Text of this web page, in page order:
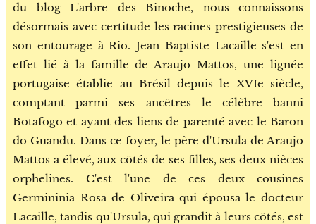
du blog L'arbre des Binoche, nous connaissons
désormais avec certitude les racines prestigieuses de
son entourage à Rio. Jean Baptiste Lacaille s'est en
effet lié à la famille de Araujo Mattos, une lignée
portugaise établie au Brésil depuis le XVIe siècle,
comptant parmi ses ancêtres le célèbre banni
Botafogo et ayant des liens de parenté avec le Baron
do Guandu. Dans ce foyer, le père d'Ursula de Araujo
Mattos a élevé, aux côtés de ses filles, ses deux nièces
orphelines. C'est l'une de ces deux cousines
Germininia Rosa de Oliveira qui épousa le docteur
Lacaille, tandis qu'Ursula, qui grandit à leurs côtés, est